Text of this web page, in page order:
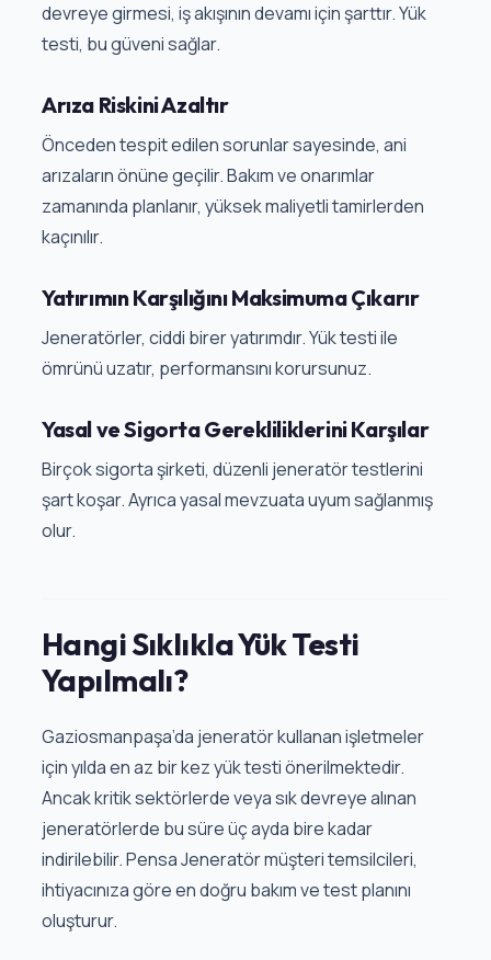
devreye girmesi, iş akışının devamı için şarttır. Yük
testi, bu güveni sağlar.
Arıza Riskini Azaltır
Önceden tespit edilen sorunlar sayesinde, ani
arızaların önüne geçilir. Bakım ve onarımlar
zamanında planlanır, yüksek maliyetli tamirlerden
kaçınılır.
Yatırımın Karşılığını Maksimuma Çıkarır
Jeneratörler, ciddi birer yatırımdır. Yük testi ile
ömrünü uzatır, performansını korursunuz.
Yasal ve Sigorta Gerekliliklerini Karşılar
Birçok sigorta şirketi, düzenli jeneratör testlerini
şart koşar. Ayrıca yasal mevzuata uyum sağlanmış
olur.
Hangi Sıklıkla Yük Testi
Yapılmalı?
Gaziosmanpaşa’da jeneratör kullanan işletmeler
için yılda en az bir kez yük testi önerilmektedir.
Ancak kritik sektörlerde veya sık devreye alınan
jeneratörlerde bu süre üç ayda bire kadar
indirilebilir. Pensa Jeneratör müşteri temsilcileri,
ihtiyacınıza göre en doğru bakım ve test planını
oluşturur.